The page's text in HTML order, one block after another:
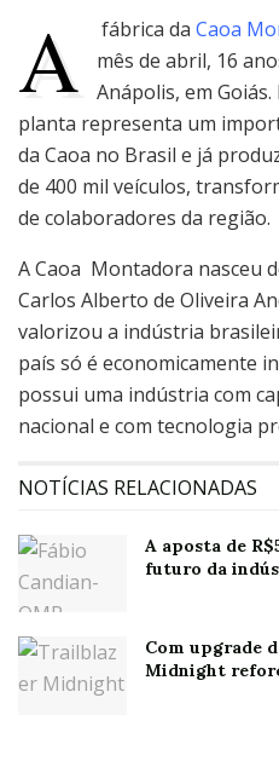
A fábrica daCaoa
mês de abril, 16
Anápolis, em
planta representa um
da Caoa no Brasil e já
de 400 mil veículos,
de colaboradores da região.
A Caoa Montadora nasceu
Carlos Alberto de Oliveira
valorizou a indústria
país só é economicamente
possui uma indústria com
nacional e com tecnologia
NOTÍCIAS RELACIONADAS
A aposta de
futuro da
Com upgrade
Midnight